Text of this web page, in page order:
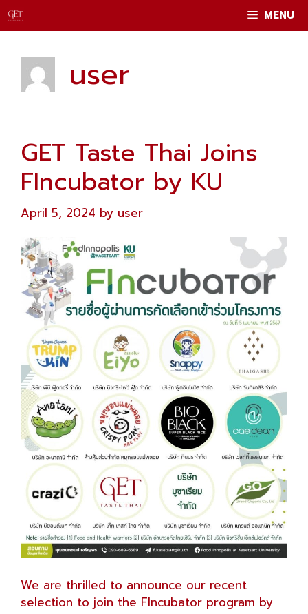
Skip
to
MENU
user
GET Taste Thai Joins
FIncubator by KU
April 5, 2024 by user
We are thrilled to announce our recent
selection to join the FIncubator program by